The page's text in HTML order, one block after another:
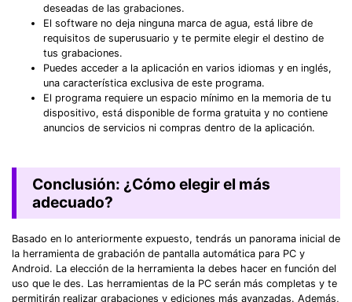
deseadas de las grabaciones.
El software no deja ninguna marca de agua, está libre de
requisitos de superusuario y te permite elegir el destino de
tus grabaciones.
Puedes acceder a la aplicación en varios idiomas y en inglés,
una característica exclusiva de este programa.
El programa requiere un espacio mínimo en la memoria de tu
dispositivo, está disponible de forma gratuita y no contiene
anuncios de servicios ni compras dentro de la aplicación.
Conclusión: ¿Cómo elegir el más
adecuado?
Basado en lo anteriormente expuesto, tendrás un panorama inicial de
la herramienta de grabación de pantalla automática para PC y
Android. La elección de la herramienta la debes hacer en función del
uso que le des. Las herramientas de la PC serán más completas y te
permitirán realizar grabaciones y ediciones más avanzadas. Además,